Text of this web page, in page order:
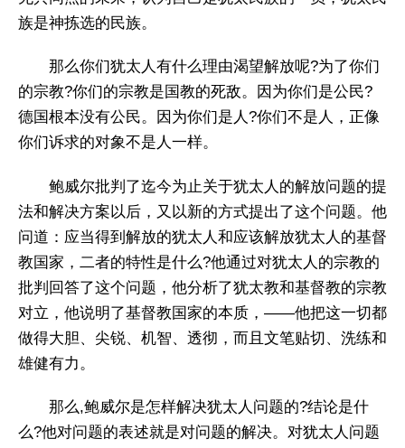
族是神拣选的民族。
那么你们犹太人有什么理由渴望解放呢?为了你们
的宗教?你们的宗教是国教的死敌。因为你们是公民?
德国根本没有公民。因为你们是人?你们不是人，正像
你们诉求的对象不是人一样。
鲍威尔批判了迄今为止关于犹太人的解放问题的提
法和解决方案以后，又以新的方式提出了这个问题。他
问道：应当得到解放的犹太人和应该解放犹太人的基督
教国家，二者的特性是什么?他通过对犹太人的宗教的
批判回答了这个问题，他分析了犹太教和基督教的宗教
对立，他说明了基督教国家的本质，——他把这一切都
做得大胆、尖锐、机智、透彻，而且文笔贴切、洗练和
雄健有力。
那么,鲍威尔是怎样解决犹太人问题的?结论是什
么?他对问题的表述就是对问题的解决。对犹太人问题